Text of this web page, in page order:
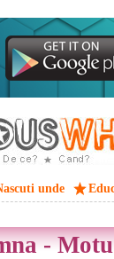
unde
-